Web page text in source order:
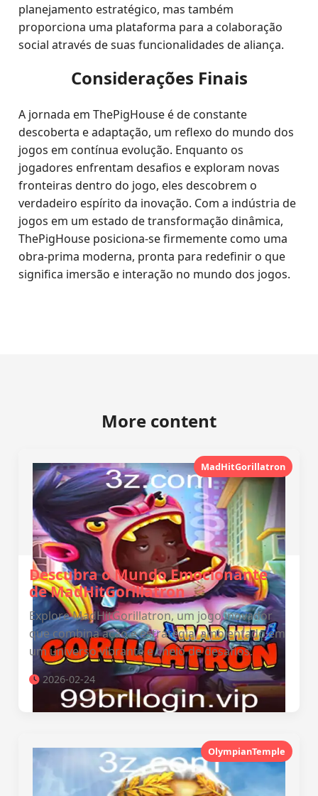
planejamento estratégico, mas também
proporciona uma plataforma para a colaboração
social através de suas funcionalidades de aliança.
Considerações Finais
A jornada em ThePigHouse é de constante
descoberta e adaptação, um reflexo do mundo dos
jogos em contínua evolução. Enquanto os
jogadores enfrentam desafios e exploram novas
fronteiras dentro do jogo, eles descobrem o
verdadeiro espírito da inovação. Com a indústria de
jogos em um estado de transformação dinâmica,
ThePigHouse posiciona-se firmemente como uma
obra-prima moderna, pronta para redefinir o que
significa imersão e interação no mundo dos jogos.
More content
MadHitGorillatron
Descubra o Mundo Emocionante
de MadHitGorillatron
Explore MadHitGorillatron, um jogo inovador
que combina ação e estratégia, ambientado em
um universo vibrante e cheio de desafios.
2026-02-24
OlympianTemple